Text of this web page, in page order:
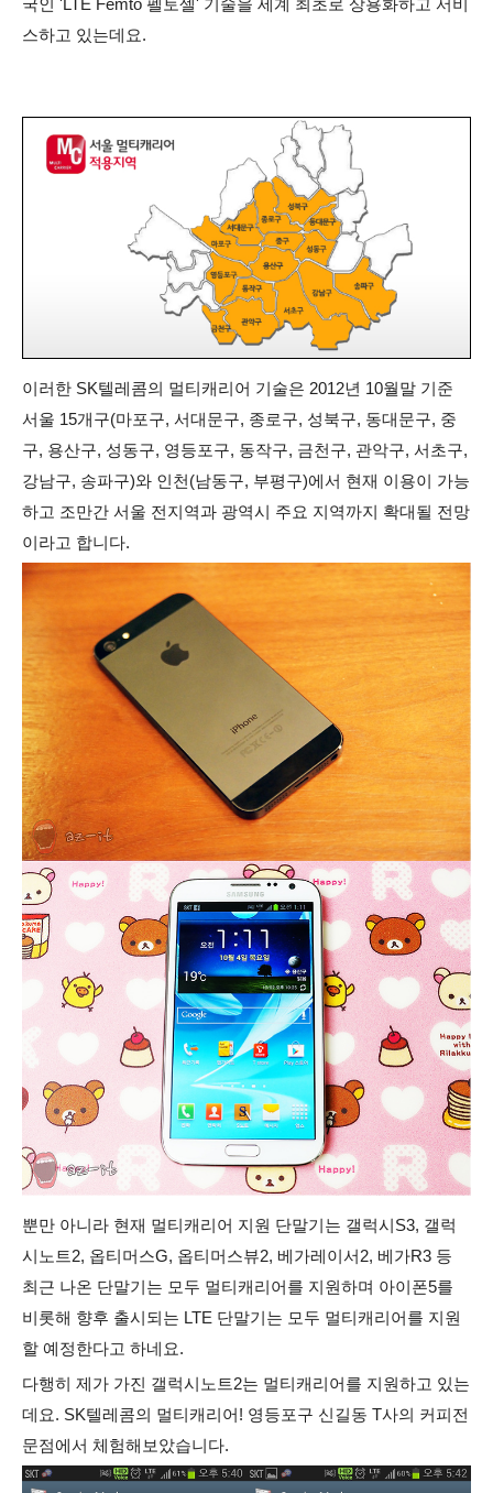
국인 'LTE Femto 펠토셀' 기술을 세계 최초로 상용화하고 서비
스하고 있는데요.
이러한 SK텔레콤의 멀티캐리어 기술은 2012년 10월말 기준
서울 15개구(마포구, 서대문구, 종로구, 성북구, 동대문구, 중
구, 용산구, 성동구, 영등포구, 동작구, 금천구, 관악구, 서초구,
강남구, 송파구)와 인천(남동구, 부평구)에서 현재 이용이 가능
하고 조만간 서울 전지역과 광역시 주요 지역까지 확대될 전망
이라고 합니다.
뿐만 아니라 현재 멀티캐리어 지원 단말기는 갤럭시S3, 갤럭
시노트2, 옵티머스G, 옵티머스뷰2, 베가레이서2, 베가R3 등
최근 나온 단말기는 모두 멀티캐리어를 지원하며 아이폰5를
비롯해 향후 출시되는 LTE 단말기는 모두 멀티캐리어를 지원
할 예정한다고 하네요.
다행히 제가 가진 갤럭시노트2는 멀티캐리어를 지원하고 있는
데요. SK텔레콤의 멀티캐리어! 영등포구 신길동 T사의 커피전
문점에서 체험해보았습니다.